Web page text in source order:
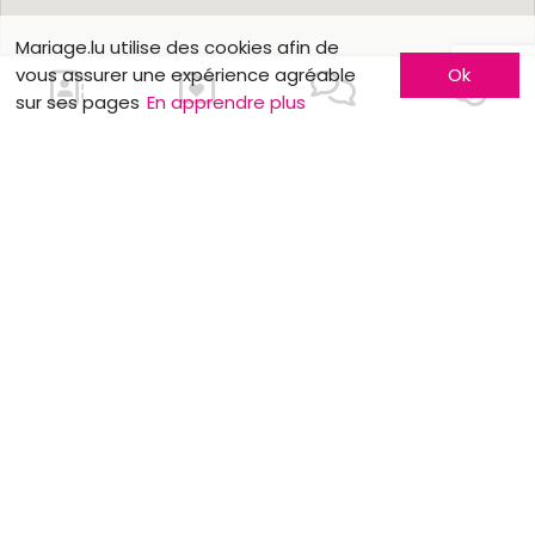
Nous contacter
Mariage.lu utilise des cookies afin de
vous assurer une expérience agréable
sur ses pages En apprendre plus
Ok